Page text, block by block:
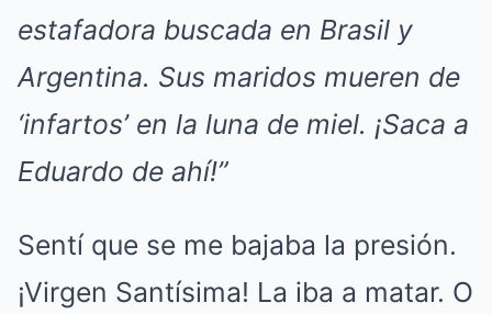
estafadora buscada en Brasil y
Argentina. Sus maridos mueren de
‘infartos’ en la luna de miel. ¡Saca a
Eduardo de ahí!”
Sentí que se me bajaba la presión.
¡Virgen Santísima! La iba a matar. O